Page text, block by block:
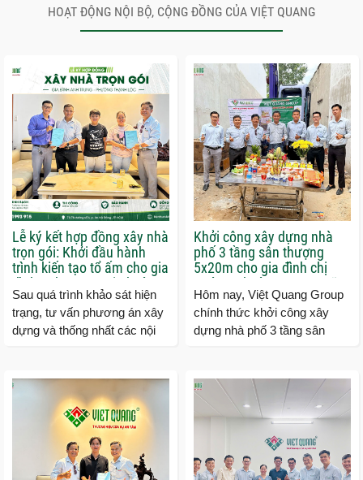
HOẠT ĐỘNG NỘI BỘ, CỘNG ĐỒNG CỦA VIỆT QUANG
Lễ ký kết hợp đồng xây nhà
trọn gói: Khởi đầu hành
trình kiến tạo tổ ấm cho gia
đình anh Trung tại phường
Thạnh Lộc
Sau quá trình khảo sát hiện
trạng, tư vấn phương án xây
dựng và thống nhất các nội
Khởi công xây dựng nhà
phố 3 tầng sân thượng
5x20m cho gia đình chị
Hường phường Trung Mỹ
Tây
Hôm nay, Việt Quang Group
chính thức khởi công xây
dựng nhà phố 3 tầng sân
Tây, TP.HCM....